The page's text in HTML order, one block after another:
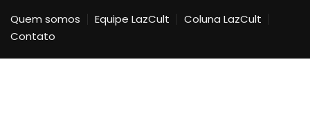
Quem somos
Equipe LazCult
Coluna LazCult
Contato